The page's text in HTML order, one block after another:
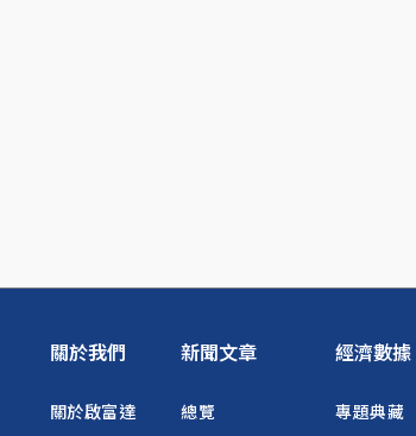
關於我們
關於啟富達
新聞文章
總覽
經濟數據
專題典藏